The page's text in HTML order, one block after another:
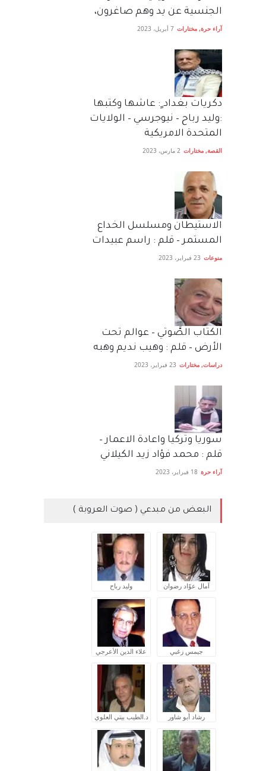
الجنسية عن يد وهم صاغرون،
آراء حرة, مختارات 7 أبريل، 2023
دكريات بغداد ٍ: عاشها وكتبها
:وليد رباح – نيوجرسي – الولايات
المتحدة الامريكية
القصة, مختارات 2 مارس، 2023
الاستيطان ومسلسل الخداع
المستمر – قلم : راسم عبيدات
منوعات 23 فبراير، 2023
الكتاب الصَّوتي – عوالم تحت
الأرض – قلم : وهيب نديم وهبه
دراسات, مختارات 23 فبراير، 2023
سوريا وتركيا واعادة الاعمار –
قلم : محمد فؤاد زيد الكيلاني
آراء حرة 18 فبراير، 2023
البعض من مبدعي ( صوت العروبة )
آمال عوّاد رضوان وليد رباح
جيمس زغبي علاء الدين الأعرجي
رشاد أبو شاور د.الطيب بيتي العلوي